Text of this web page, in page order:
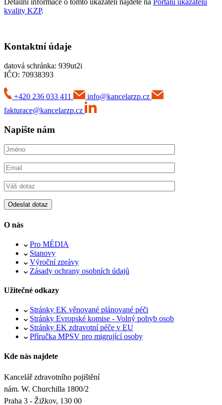
kvality KZP.
Kontaktní údaje
datová schránka: 939ut2i
IČO: 70938393
+420 236 033 411
info@kancelarzp.cz
fakturace@kancelarzp.cz
Napište nám
O nás
Pro MÉDIA
Stanovy
Výroční zprávy
Zásady ochrany osobních údajů
Užitečné odkazy
Stránky EK věnované plánované péči
Stránky Evropské komise - Volný pohyb osob
Stránky EK zdravotní péče v EU
Příručka MPSV pro migrující osoby
Kde nás najdete
Kancelář zdravotního pojištění
nám. W. Churchilla 1800/2
Praha 3 - Žižkov, 130 00